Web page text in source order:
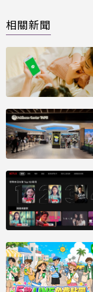
相關新聞